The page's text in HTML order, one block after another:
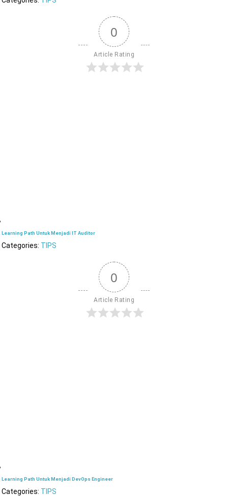
0
Article Rating
Learning Path Untuk Menjadi IT Auditor
Categories: TIPS
0
Article Rating
Learning Path Untuk Menjadi DevOps Engineer
Categories: TIPS